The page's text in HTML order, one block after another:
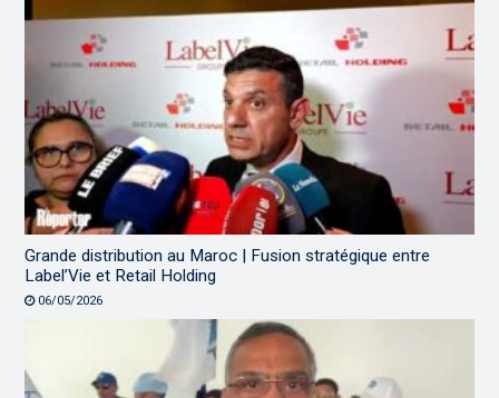
Grande distribution au Maroc | Fusion stratégique entre
Label’Vie et Retail Holding
06/05/2026